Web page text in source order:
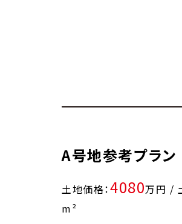
A号地参考プラン
土地価格：4080万円 /
m²